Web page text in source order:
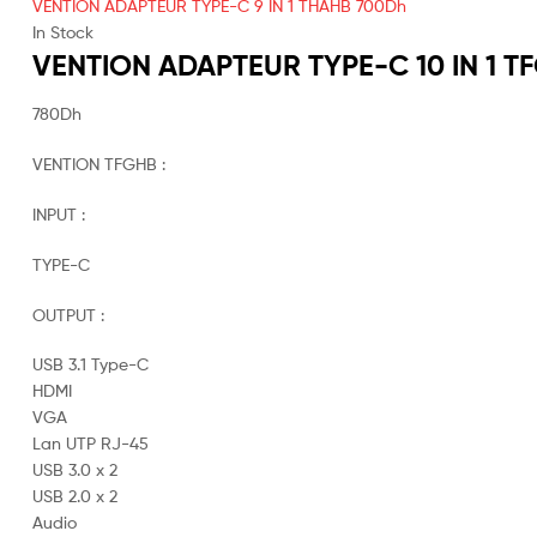
VENTION ADAPTEUR TYPE-C 9 IN 1 THAHB 700Dh
In Stock
VENTION ADAPTEUR TYPE-C 10 IN 1
780Dh
VENTION TFGHB :
INPUT :
TYPE-C
OUTPUT :
USB 3.1 Type-C
HDMI
VGA
Lan UTP RJ-45
USB 3.0 x 2
USB 2.0 x 2
Audio